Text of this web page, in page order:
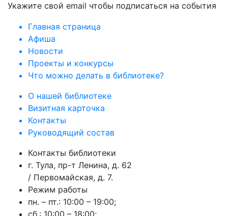
Укажите свой email чтобы подписаться на события
Главная страница
Афиша
Новости
Проекты и конкурсы
Что можно делать в библиотеке?
О нашей библиотеке
Визитная карточка
Контакты
Руководящий состав
Контакты библиотеки
г. Тула, пр-т Ленина, д. 62
/ Первомайская, д. 7.
Режим работы
пн. – пт.: 10:00 – 19:00;
сб.: 10:00 – 18:00;